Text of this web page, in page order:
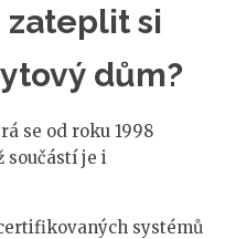
zateplit si
dům?
se od roku 1998
součástí je i
systémů